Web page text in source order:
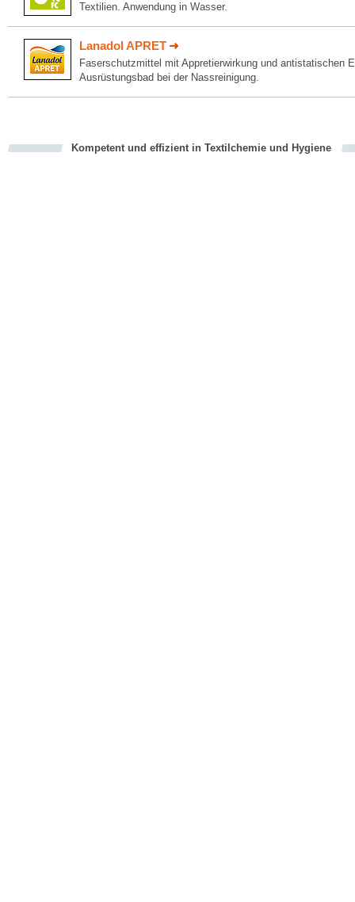
Textilien. Anwendung in Wasser.
Lanadol APRET
Faserschutzmittel mit Appretierwirkung und antistatischen
Ausrüstungsbad bei der Nassreinigung.
Kompetent und effizient in Textilchemie und Hygiene